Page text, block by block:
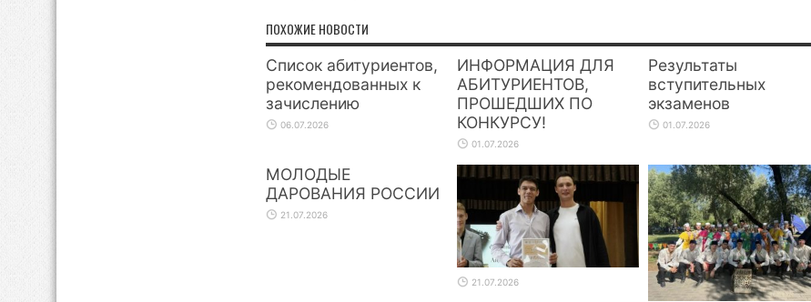
ПОХОЖИЕ НОВОСТИ
Список абитуриентов,
рекомендованных к
зачислению
06.07.2026
ИНФОРМАЦИЯ ДЛЯ
АБИТУРИЕНТОВ,
ПРОШЕДШИХ ПО
КОНКУРСУ!
01.07.2026
Результаты
вступительных
экзаменов
01.07.2026
МОЛОДЫЕ
ДАРОВАНИЯ РОССИИ
21.07.2026
21.07.2026